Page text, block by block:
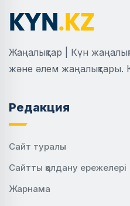
Жаңалықтар | Күн
және әлем жаңалықтары.
Редакция
Сайт туралы
Сайтты қолдану ережелері
Жарнама